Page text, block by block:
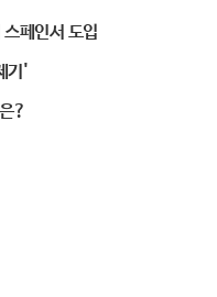
페인서 도입
기'
?